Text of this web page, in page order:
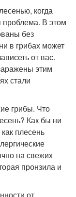
когда
проблема. В этом
без
в грибах может
от вас.
этим
стали
грибы. Что
Как бы ни
плесень
на свежих
пронзила и